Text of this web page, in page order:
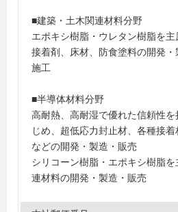
■建築・土木関連材料分野
エポキシ樹脂・ウレタン樹脂を
接着剤、床材、防食塗料の開発
施工
■半導体材料分野
高耐熱、高耐湿で優れた信頼性
じめ、超低応力封止材、各種接
などの開発・製造・販売
シリコーン樹脂・エポキシ樹脂
連材料の開発・製造・販売